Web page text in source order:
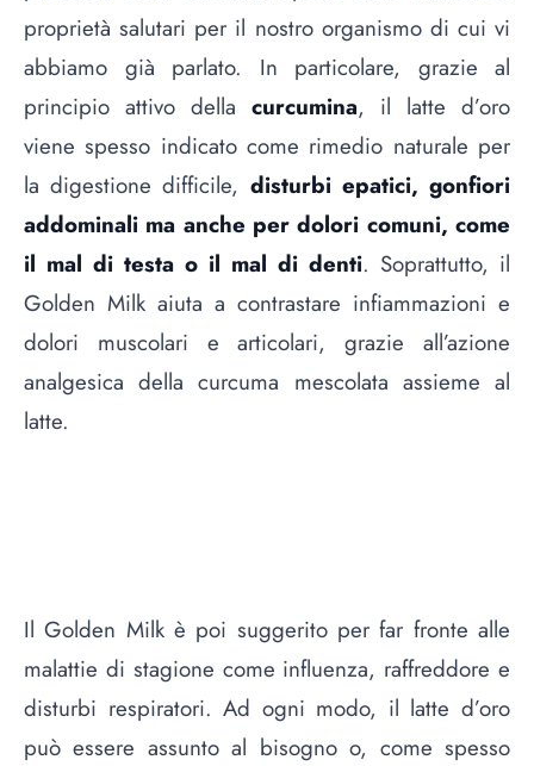
proprietà salutari per il nostro organismo di cui vi
abbiamo già parlato. In particolare, grazie al
principio attivo della curcumina, il latte d’oro
viene spesso indicato come rimedio naturale per
la digestione difficile, disturbi epatici, gonfiori
addominali ma anche per dolori comuni, come
il mal di testa o il mal di denti. Soprattutto, il
Golden Milk aiuta a contrastare infiammazioni e
dolori muscolari e articolari, grazie all’azione
analgesica della curcuma mescolata assieme al
latte.
Il Golden Milk è poi suggerito per far fronte alle
malattie di stagione come influenza, raffreddore e
disturbi respiratori. Ad ogni modo, il latte d’oro
può essere assunto al bisogno o, come spesso